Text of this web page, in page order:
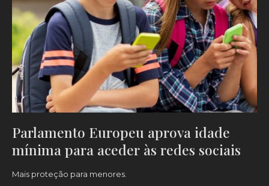
Parlamento Europeu aprova idade
mínima para aceder às redes sociais
Mais proteção para menores.